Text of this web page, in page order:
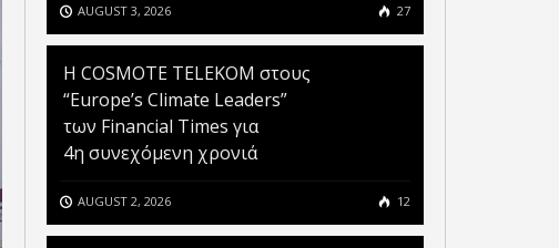
AUGUST 3, 2026 27
Η COSMOTE TELEKOM στους
“Europe’s Climate Leaders”
των Financial Times για
4η συνεχόμενη χρονιά
AUGUST 2, 2026 12